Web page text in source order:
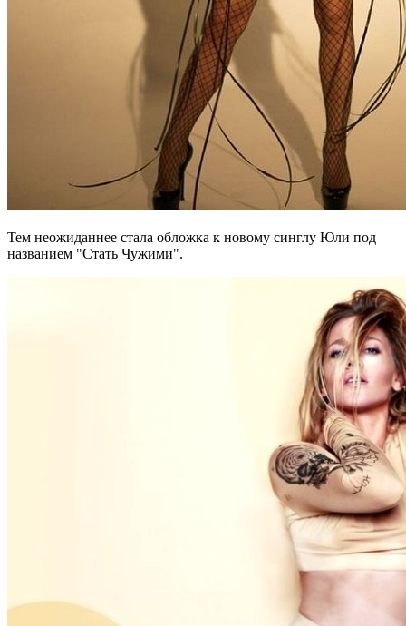
Тем неожиданнее стала обложка к новому синглу Юли под
названием "Стать Чужими".